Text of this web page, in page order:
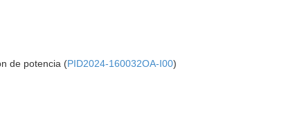
de potencia (PID2024-160032OA-I00)